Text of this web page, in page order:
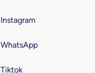
Instagram
WhatsApp
Tiktok